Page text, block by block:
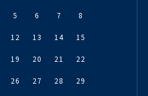
5 6 7 8
12 13 14 15
19 20 21 22
26 27 28 29